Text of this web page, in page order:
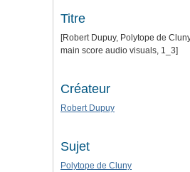
Titre
[Robert Dupuy, Polytope de
main score audio visuals, 1_3]
Créateur
Robert Dupuy
Sujet
Polytope de Cluny